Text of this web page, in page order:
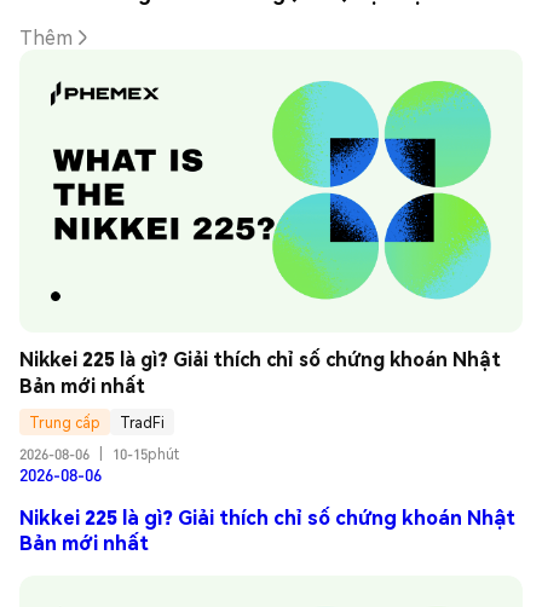
Thêm
Nikkei 225 là gì? Giải thích chỉ số chứng khoán Nhật
Bản mới nhất
Trung cấp
TradFi
2026-08-06
10-15phút
2026-08-06
Nikkei 225 là gì? Giải thích chỉ số chứng khoán Nhật
Bản mới nhất